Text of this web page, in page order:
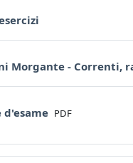
Morgante - Correnti,
d'esame File
PDF